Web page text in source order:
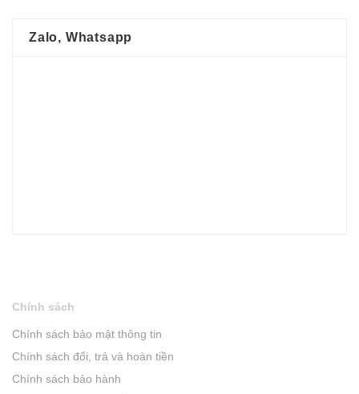
Zalo, Whatsapp
Chính sách
Chính sách bảo mật thông tin
Chính sách đổi, trả và hoàn tiền
Chính sách bảo hành